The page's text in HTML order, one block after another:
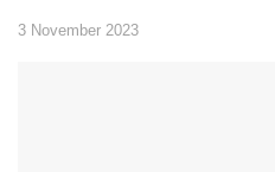
3 November 2023